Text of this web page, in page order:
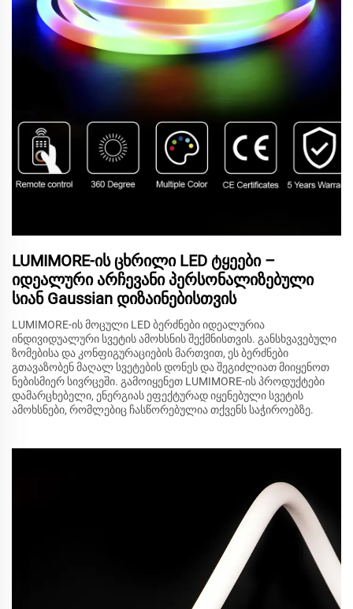
LUMIMORE-ის ცხრილი LED ტყეები –
იდეალური არჩევანი პერსონალიზებული
სიან Gaussian დიზაინებისთვის
LUMIMORE-ის მოცული LED ბერძნები იდეალურია
ინდივიდუალური სვეტის ამოხსნის შექმნისთვის. განსხვავებული
ზომებისა და კონფიგურაციების მართვით, ეს ბერძნები
გთავაზობენ მაღალ სვეტების დონეს და შეგიძლიათ მიიყენოთ
ნებისმიერ სივრცეში. გამოიყენეთ LUMIMORE-ის პროდუქტები
დამარცხებელი, ენერგიას ეფექტურად იყენებული სვეტის
ამოხსნები, რომლებიც ჩასწორებულია თქვენს საჭიროებზე.